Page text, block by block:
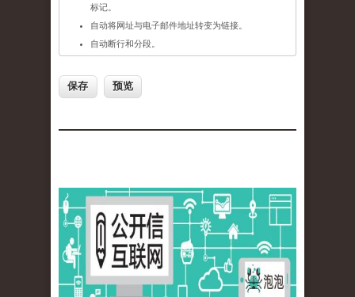
标记。
自动将网址与电子邮件地址转变为链接。
自动断行和分段。